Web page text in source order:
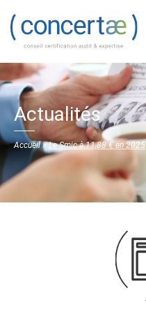
Actualités
Accueil»Le Smic à 11,88 € en 2025